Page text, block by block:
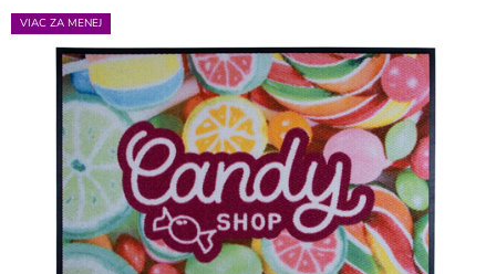
hodnotenie
produktu
hviezdičiek.
VIAC ZA MENEJ